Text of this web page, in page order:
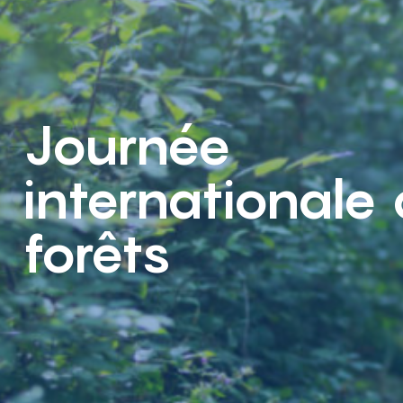
Journée
internationale
forêts